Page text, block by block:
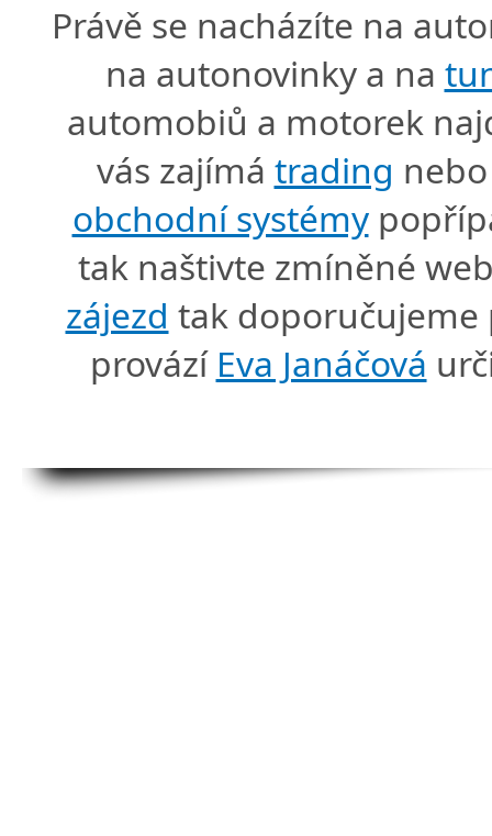
Právě se nacházíte na
na autonovinky a na
automobiů a motorek
vás zajímá trading
obchodní systémy
tak naštivte zmíněné
zájezd tak doporučujeme
provází Eva Janáčová